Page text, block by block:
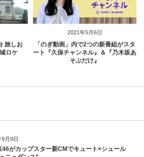
旅しお
ロケ
2021年5月6日
「のぎ動画」内で2つの新番組がスタ
ート『久保チャンネル』＆『乃木坂あ
そぶだけ』
月9日
46がカップスター新CMでキュート×シュール